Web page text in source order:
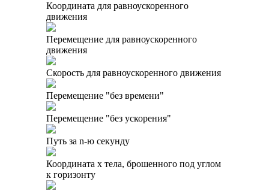
Координата для равноускоренного
движения
Перемещение для равноускоренного
движения
Скорость для равноускоренного движения
Перемещение "без времени"
Перемещение "без ускорения"
Путь за n-ю секунду
Координата x тела, брошенного под углом
к горизонту